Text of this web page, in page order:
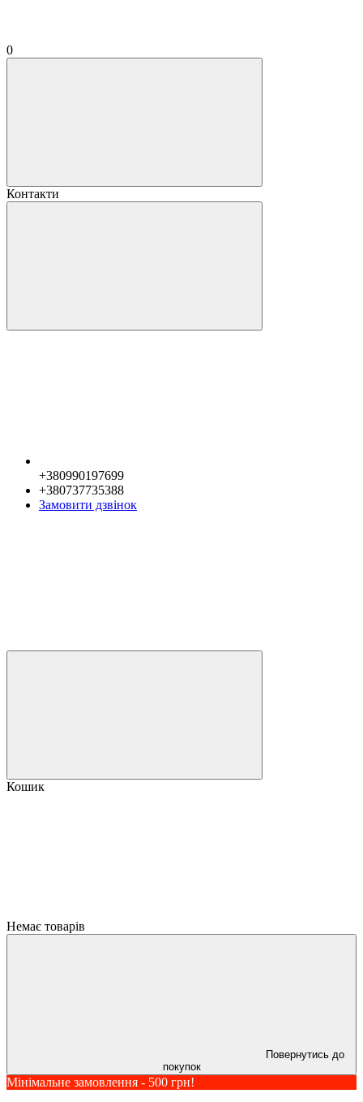
0
Контакти
+380990197699
+380737735388
Замовити дзвінок
Кошик
Немає товарів
Повернутись до
покупок
Мінімальне замовлення - 500 грн!